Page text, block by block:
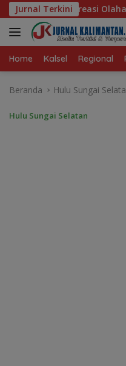
Langsung
ke
konten
Jurnal Terkini
Hingga Tingkat Nasional
Home Kalsel Regional
Beranda Hulu Sungai
Hulu Sungai Selatan